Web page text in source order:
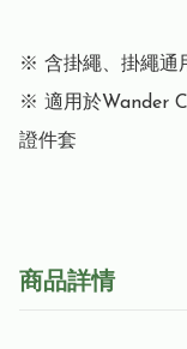
※ 含掛繩、掛繩通
※ 適用於Wander
證件套
商品詳情